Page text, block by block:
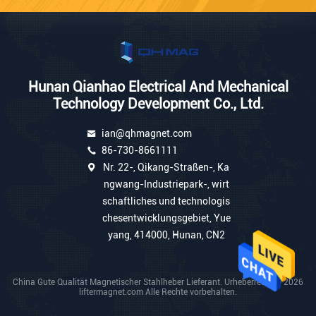
Hunan Qianhao Electrical And Mechanical
Technology Development Co., Ltd.
ian@qhmagnet.com
86-730-8661111
Nr. 22-, Qikang-Straßen-, Ka
ngwang-Industriepark-, wirt
schaftliches und technologis
chesentwicklungsgebiet, Yue
yang, 414000, Hunan, CN2
China Gute Qualität Magnetischer Stahlheber Lieferant. Urheberrecht © 2026
liftermagnet.com Alle Rechte vorbehalten.